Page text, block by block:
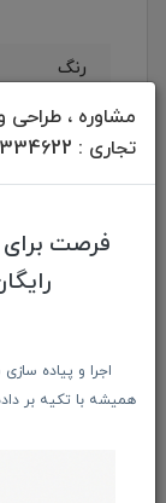
مشاوره ،
تجاری : 09196334622 مهندس شاهسون
فرصت برای
اجرا و پیاده
همیشه با تکیه بر
رنگ
مشکی
75 سانتی متر
دارد